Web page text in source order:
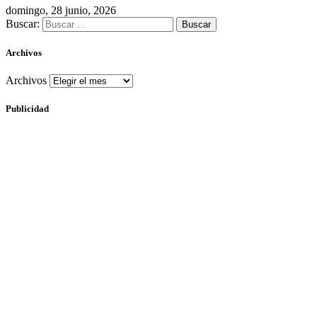
domingo, 28 junio, 2026
Buscar:
Archivos
Archivos
Publicidad